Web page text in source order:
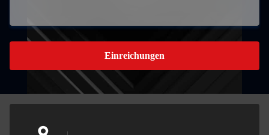
Einreichungen